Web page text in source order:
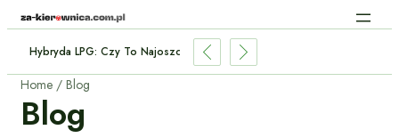
Nowe Obowiązki Kierowców Od Lipca 2026
Home Blog
Blog